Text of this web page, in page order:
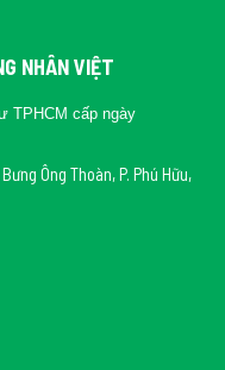
NHÂN VIỆT
TPHCM cấp ngày
Ông Thoàn, P. Phú Hữu,